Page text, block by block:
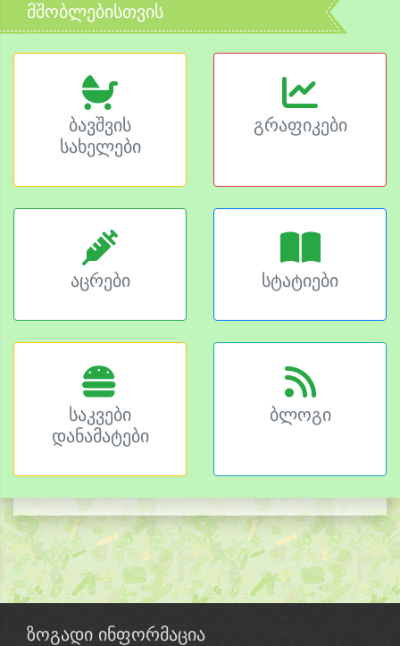
მშობლებისთვის
ბავშვის
სახელები
გრაფიკები
აცრები სტატიები
საკვები
დანამატები
ბლოგი
ზოგადი ინფორმაცია